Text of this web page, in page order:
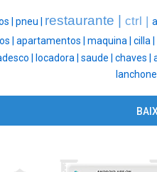
| pneu | restaurante | ctrl |
| apartamentos | maquina | cilla |
| locadora | saude | chaves |